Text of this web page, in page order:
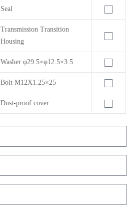
Seal
Transmission Transition
Housing
Washer φ29.5×φ12.5×3.5
Bolt M12X1.25×25
Dust-proof cover